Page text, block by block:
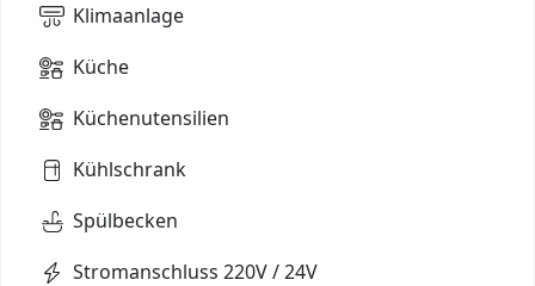
Klimaanlage
Küche
Küchenutensilien
Kühlschrank
Spülbecken
Stromanschluss 220V / 24V